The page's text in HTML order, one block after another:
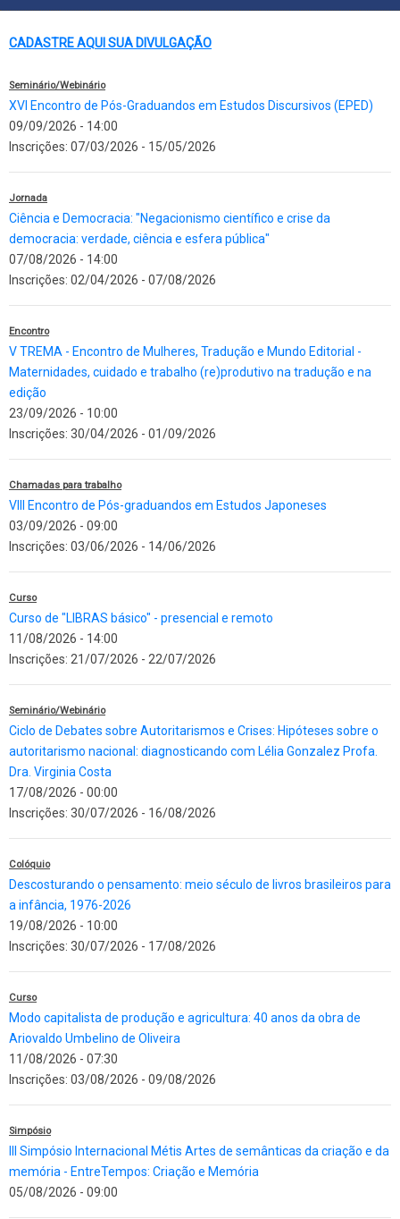
CADASTRE AQUI SUA DIVULGAÇÃO
Seminário/Webinário
XVI Encontro de Pós-Graduandos em Estudos Discursivos (EPED)
09/09/2026 - 14:00
Inscrições: 07/03/2026 - 15/05/2026
Jornada
Ciência e Democracia: "Negacionismo científico e crise da
democracia: verdade, ciência e esfera pública"
07/08/2026 - 14:00
Inscrições: 02/04/2026 - 07/08/2026
Encontro
V TREMA - Encontro de Mulheres, Tradução e Mundo Editorial -
Maternidades, cuidado e trabalho (re)produtivo na tradução e na
edição
23/09/2026 - 10:00
Inscrições: 30/04/2026 - 01/09/2026
Chamadas para trabalho
VIII Encontro de Pós-graduandos em Estudos Japoneses
03/09/2026 - 09:00
Inscrições: 03/06/2026 - 14/06/2026
Curso
Curso de "LIBRAS básico" - presencial e remoto
11/08/2026 - 14:00
Inscrições: 21/07/2026 - 22/07/2026
Seminário/Webinário
Ciclo de Debates sobre Autoritarismos e Crises: Hipóteses sobre o
autoritarismo nacional: diagnosticando com Lélia Gonzalez Profa.
Dra. Virginia Costa
17/08/2026 - 00:00
Inscrições: 30/07/2026 - 16/08/2026
Colóquio
Descosturando o pensamento: meio século de livros brasileiros para
a infância, 1976-2026
19/08/2026 - 10:00
Inscrições: 30/07/2026 - 17/08/2026
Curso
Modo capitalista de produção e agricultura: 40 anos da obra de
Ariovaldo Umbelino de Oliveira
11/08/2026 - 07:30
Inscrições: 03/08/2026 - 09/08/2026
Simpósio
III Simpósio Internacional Métis Artes de semânticas da criação e da
memória - EntreTempos: Criação e Memória
05/08/2026 - 09:00